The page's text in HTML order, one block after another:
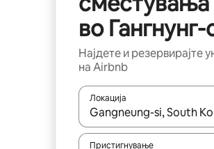
во Гангнунг-
Најдете и резервирајте
на Airbnb
Локација
Кога резултатите се
Пристигнување